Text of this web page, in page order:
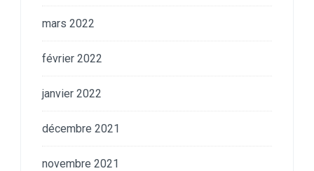
mars 2022
février 2022
janvier 2022
décembre 2021
novembre 2021